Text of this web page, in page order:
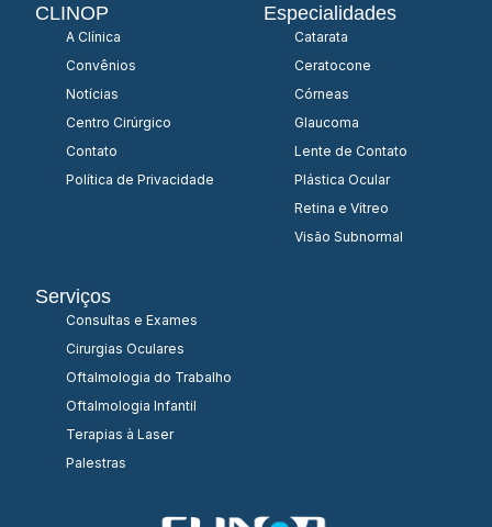
CLINOP
A Clínica
Convênios
Notícias
Centro Cirúrgico
Contato
Política de Privacidade
Especialidades
Catarata
Ceratocone
Córneas
Glaucoma
Lente de Contato
Plástica Ocular
Retina e Vítreo
Visão Subnormal
Serviços
Consultas e Exames
Cirurgias Oculares
Oftalmologia do Trabalho
Oftalmologia Infantil
Terapias à Laser
Palestras